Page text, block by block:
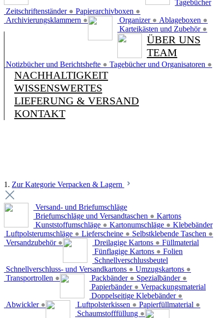
Zeitschriftenständer ● Papierarchivboxen ●
Archivierungsklammern ● Organizer ● Ablageboxen ●
Karteikästen und Zubehör ●
Tagebücher
Notizbücher und Berichtshefte ● Tagebücher und Organisatoren ●
ÜBER UNS
TEAM
NACHHALTIGKEIT
WISSENSWERTES
LIEFERUNG & VERSAND
KONTAKT
1. Zur Kategorie Verpacken & Lagern
Versand- und Briefumschläge
Briefumschläge und Versandtaschen ●
Kunststoffumschläge ● Kartonumschläge ●
Luftpolsterumschläge ● Lieferscheine ● Selbstklebende Taschen ●
Versandzubehör ●
Kartons
Dreilagige Kartons ●
Fünflagige Kartons ●
Schnellverschluss- und Versandkartons ● Umzugskartons ●
Transportrollen ●
Klebebänder
Packbänder ● Spezialbänder ●
Papierbänder ●
Doppelseitige Klebebänder ●
Abwickler ●
Füllmaterial
Luftpolsterkissen ● Papierfüllmaterial ●
Schaumstofffüllung ●
Folien
Schnellverschlussbeutel
Verpackungsmaterial